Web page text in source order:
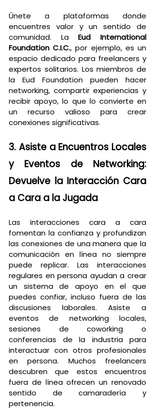
Únete a plataformas donde
encuentres valor y un sentido de
comunidad. La Eud International
Foundation C.I.C., por ejemplo, es un
espacio dedicado para freelancers y
expertos solitarios. Los miembros de
la Eud Foundation pueden hacer
networking, compartir experiencias y
recibir apoyo, lo que lo convierte en
un recurso valioso para crear
conexiones significativas.
3. Asiste a Encuentros Locales
y Eventos de Networking:
Devuelve la Interacción Cara
a Cara a la Jugada
Las interacciones cara a cara
fomentan la confianza y profundizan
las conexiones de una manera que la
comunicación en línea no siempre
puede replicar. Las interacciones
regulares en persona ayudan a crear
un sistema de apoyo en el que
puedes confiar, incluso fuera de las
discusiones laborales. Asiste a
eventos de networking locales,
sesiones de coworking o
conferencias de la industria para
interactuar con otros profesionales
en persona. Muchos freelancers
descubren que estos encuentros
fuera de línea ofrecen un renovado
sentido de camaradería y
pertenencia.